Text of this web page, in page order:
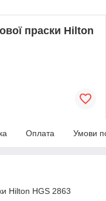
праски Hilton
Оплата Умови
Hilton HGS 2863